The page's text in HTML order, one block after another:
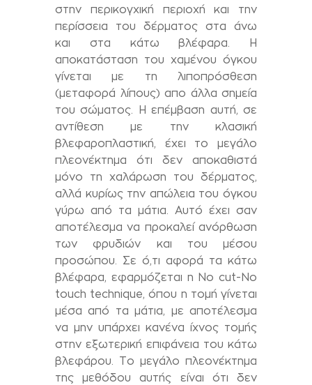
στην περικογχική περιοχή και την
περίσσεια του δέρματος στα άνω
και στα κάτω βλέφαρα. Η
αποκατάσταση του χαμένου όγκου
γίνεται με τη λιποπρόσθεση
(μεταφορά λίπους) απο άλλα σημεία
του σώματος. Η επέμβαση αυτή, σε
αντίθεση με την κλασική
βλεφαροπλαστική, έχει το μεγάλο
πλεονέκτημα ότι δεν αποκαθιστά
μόνο τη χαλάρωση του δέρματος,
αλλά κυρίως την απώλεια του όγκου
γύρω από τα μάτια. Αυτό έχει σαν
αποτέλεσμα να προκαλεί ανόρθωση
των φρυδιών και του μέσου
προσώπου. Σε ό,τι αφορά τα κάτω
βλέφαρα, εφαρμόζεται η No cut-No
touch technique, όπου η τομή γίνεται
μέσα από τα μάτια, με αποτέλεσμα
να μην υπάρχει κανένα ίχνος τομής
στην εξωτερική επιφάνεια του κάτω
βλεφάρου. Το μεγάλο πλεονέκτημα
της μεθόδου αυτής είναι ότι δεν